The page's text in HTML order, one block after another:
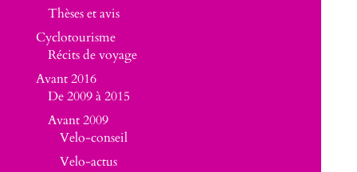
Thèses et avis
Cyclotourisme
Récits de voyage
Avant 2016
De 2009 à 2015
Avant 2009
Velo-conseil
Velo-actus